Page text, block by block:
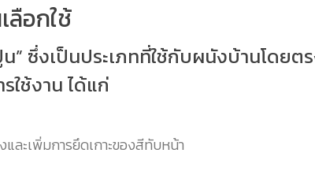
อกใช้
” ซึ่งเป็นประเภทที่ใช้กับผนังบ้านโดยต
ใช้งาน ได้แก่
ละเพิ่มการยึดเกาะของสีทับหน้า